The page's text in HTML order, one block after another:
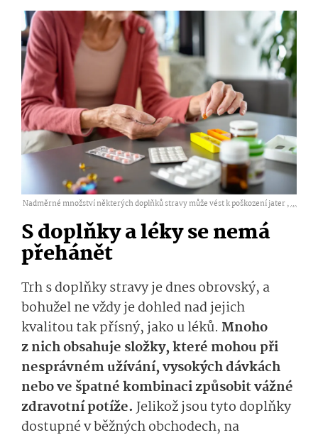
Nadměrné množství některých doplňků stravy může vést k poškození jater ,...
S doplňky a léky se nemá
přehánět
Trh s doplňky stravy je dnes obrovský, a
bohužel ne vždy je dohled nad jejich
kvalitou tak přísný, jako u léků. Mnoho
z nich obsahuje složky, které mohou při
nesprávném užívání, vysokých dávkách
nebo ve špatné kombinaci způsobit vážné
zdravotní potíže.Jelikož jsou tyto doplňky
dostupné v běžných obchodech, na